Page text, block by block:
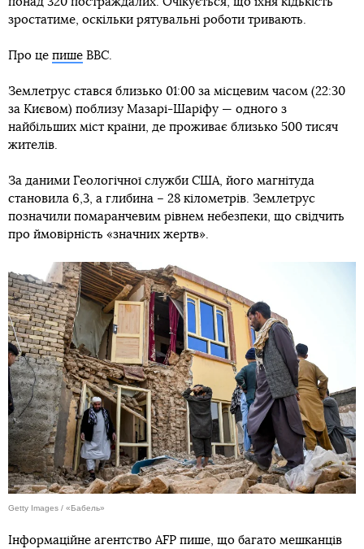
зростатиме, оскільки рятувальні роботи тривають.
Про це пише BBC.
Землетрус стався близько 01:00 за місцевим часом (22:30
за Києвом) поблизу Мазарі-Шаріфу — одного з
найбільших міст країни, де проживає близько 500 тисяч
жителів.
За даними Геологічної служби США, його магнітуда
становила 6,3, а глибина – 28 кілометрів. Землетрус
позначили помаранчевим рівнем небезпеки, що свідчить
про ймовірність «значних жертв».
Getty Images / «Бабель»
Інформаційне агентство AFP пише, що багато мешканців